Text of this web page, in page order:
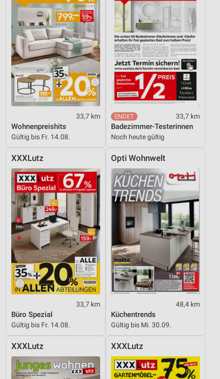
33,7 km
Wohnenpreishits
Gültig bis Fr. 14.08.
33,7 km
Badezimmer-Testerinnen
Noch heute gültig
XXXLutz
33,7 km
Büro Spezial
Gültig bis Fr. 14.08.
Opti Wohnwelt
48,4 km
Küchentrends
Gültig bis Mi. 30.09.
XXXLutz XXXLutz
Notwendig
Performance
Funktional
Werbung